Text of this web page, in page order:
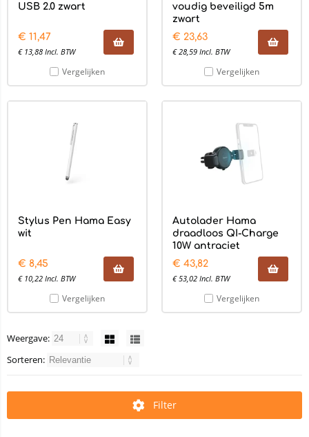
USB 2.0 zwart
€ 11,47
€ 13,88 Incl. BTW
Vergelijken
voudig beveiligd 5m
zwart
€ 23,63
€28,59 Incl. BTW
Vergelijken
Stylus Pen Hama Easy
wit
€ 8,45
€ 10,22 Incl. BTW
Vergelijken
Autolader Hama
draadloos QI-Charge
10W antraciet
€ 43,82
€53,02 Incl. BTW
Vergelijken
Weergave:
Sorteren:
Filter